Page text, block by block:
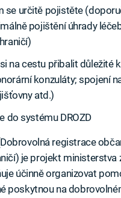
se určitě pojistěte
pojištění úhrady
na cestu přibalit důležité
konzuláty; spojení
atd.)
do systému DROZD
registrace
je projekt ministerstva
účinně organizovat
poskytnou na